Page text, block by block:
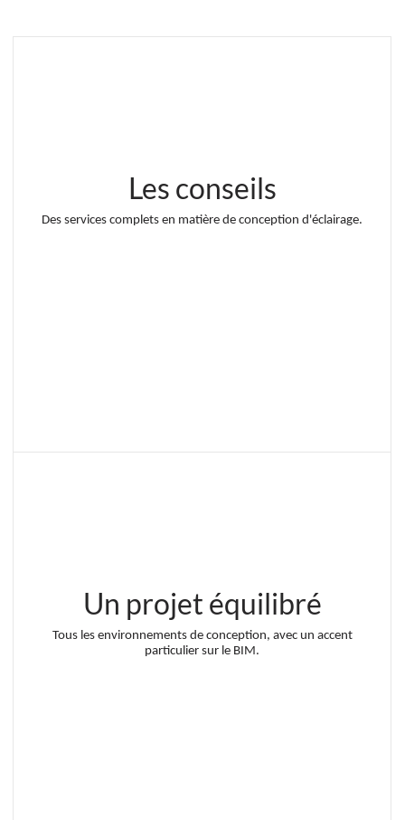
Les conseils
Des services complets en matière de conception d'éclairage.
Un projet équilibré
Tous les environnements de conception, avec un accent
particulier sur le BIM.